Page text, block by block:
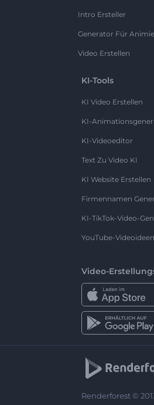
Intro Ersteller
Generator Für
Video Erstellen
KI-Tools
KI Video Erstellen
KI-
KI-Videoeditor
Text Zu Video KI
KI Website Erstellen
Firmennamen
KI-TikTok-Video-
YouTube-Videoideen
Video-
Renderforest ©